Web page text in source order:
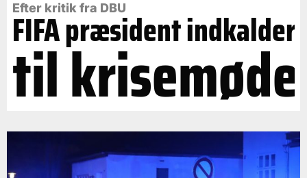
Efter kritik fra DBU
FIFA præsident indkalder
til krisemøde